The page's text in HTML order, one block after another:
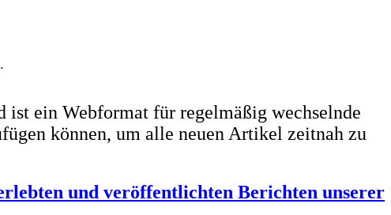
ist ein Webformat für regelmäßig wechselnde
können, um alle neuen Artikel zeitnah zu
und veröffentlichten Berichten unserer